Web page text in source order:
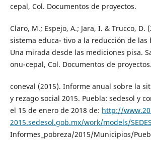
cepal, Col. Documentos de proyectos.
Claro, M.; Espejo, A.; Jara, I. & Trucco, D.
sistema educa- tivo a la reducción de las
Una mirada desde las mediciones pisa.
onu-cepal, Col. Documentos de proyectos.
coneval (2015). Informe anual sobre la
y rezago social 2015. Puebla: sedesol y
el 15 de enero de 2018 de: http://
2015.sedesol.gob.mx/work/models/
Informes_pobreza/2015/Municipios/